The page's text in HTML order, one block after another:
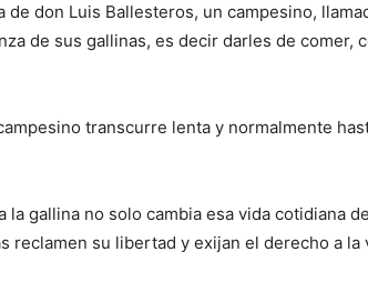
de don Luis Ballesteros, un campesino,
de sus gallinas, es decir darles de comer,
transcurre lenta y normalmente
la gallina no solo cambia esa vida cotidiana
reclamen su libertad y exijan el derecho a la